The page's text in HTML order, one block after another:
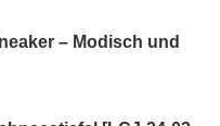
– Modisch und